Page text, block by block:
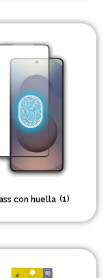
con huella (1)